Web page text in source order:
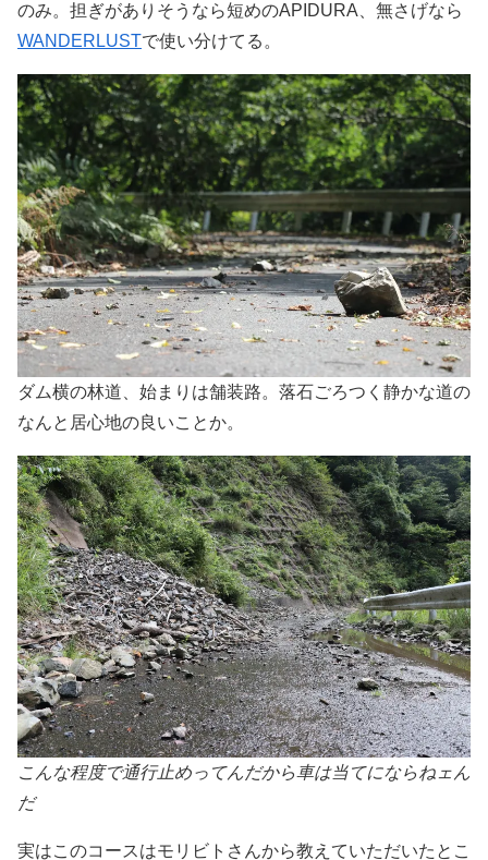
のみ。担ぎがありそうなら短めのAPIDURA、無さげなら
WANDERLUSTで使い分けてる。
ダム横の林道、始まりは舗装路。落石ごろつく静かな道の
なんと居心地の良いことか。
こんな程度で通行止めってんだから車は当てにならねェん
だ
実はこのコースはモリビトさんから教えていただいたとこ